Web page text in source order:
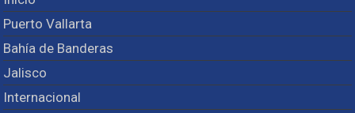
Puerto Vallarta
Bahía de Banderas
Jalisco
Internacional